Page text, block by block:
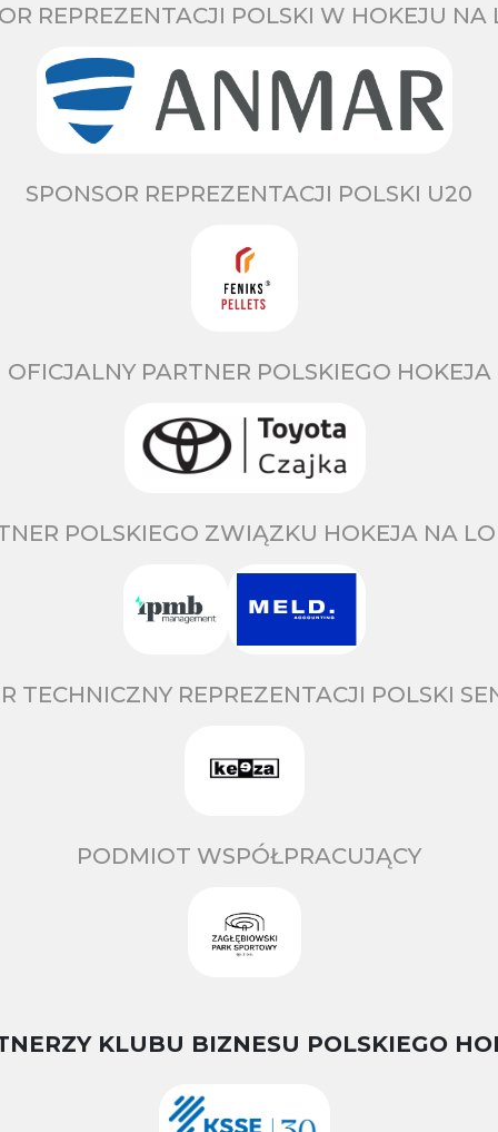
REPREZENTACJI POLSKI W HOKEJU NA
SPONSOR REPREZENTACJI POLSKI U20
OFICJALNY PARTNER POLSKIEGO HOKEJA
POLSKIEGO ZWIĄZKU HOKEJA NA
TECHNICZNY REPREZENTACJI POLSKI
PODMIOT WSPÓŁPRACUJĄCY
KLUBU BIZNESU POLSKIEGO